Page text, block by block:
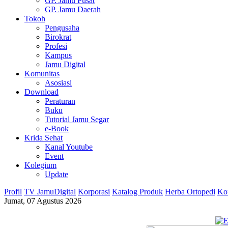
GP. Jamu Daerah
Tokoh
Pengusaha
Birokrat
Profesi
Kampus
Jamu Digital
Komunitas
Asosiasi
Download
Peraturan
Buku
Tutorial Jamu Segar
e-Book
Krida Sehat
Kanal Youtube
Event
Kolegium
Update
Profil TV JamuDigital Korporasi Katalog Produk Herba Ortopedi
Jumat, 07 Agustus 2026